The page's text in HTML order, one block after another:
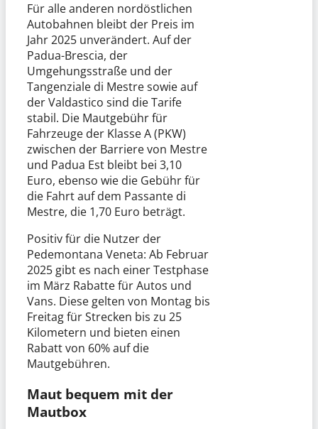
Für alle anderen nordöstlichen
Autobahnen bleibt der Preis im
Jahr 2025 unverändert. Auf der
Padua-Brescia, der
Umgehungsstraße und der
Tangenziale di Mestre sowie auf
der Valdastico sind die Tarife
stabil. Die Mautgebühr für
Fahrzeuge der Klasse A (PKW)
zwischen der Barriere von Mestre
und Padua Est bleibt bei 3,10
Euro, ebenso wie die Gebühr für
die Fahrt auf dem Passante di
Mestre, die 1,70 Euro beträgt.
Positiv für die Nutzer der
Pedemontana Veneta: Ab Februar
2025 gibt es nach einer Testphase
im März Rabatte für Autos und
Vans. Diese gelten von Montag bis
Freitag für Strecken bis zu 25
Kilometern und bieten einen
Rabatt von 60% auf die
Mautgebühren.
Maut bequem mit der
Mautbox